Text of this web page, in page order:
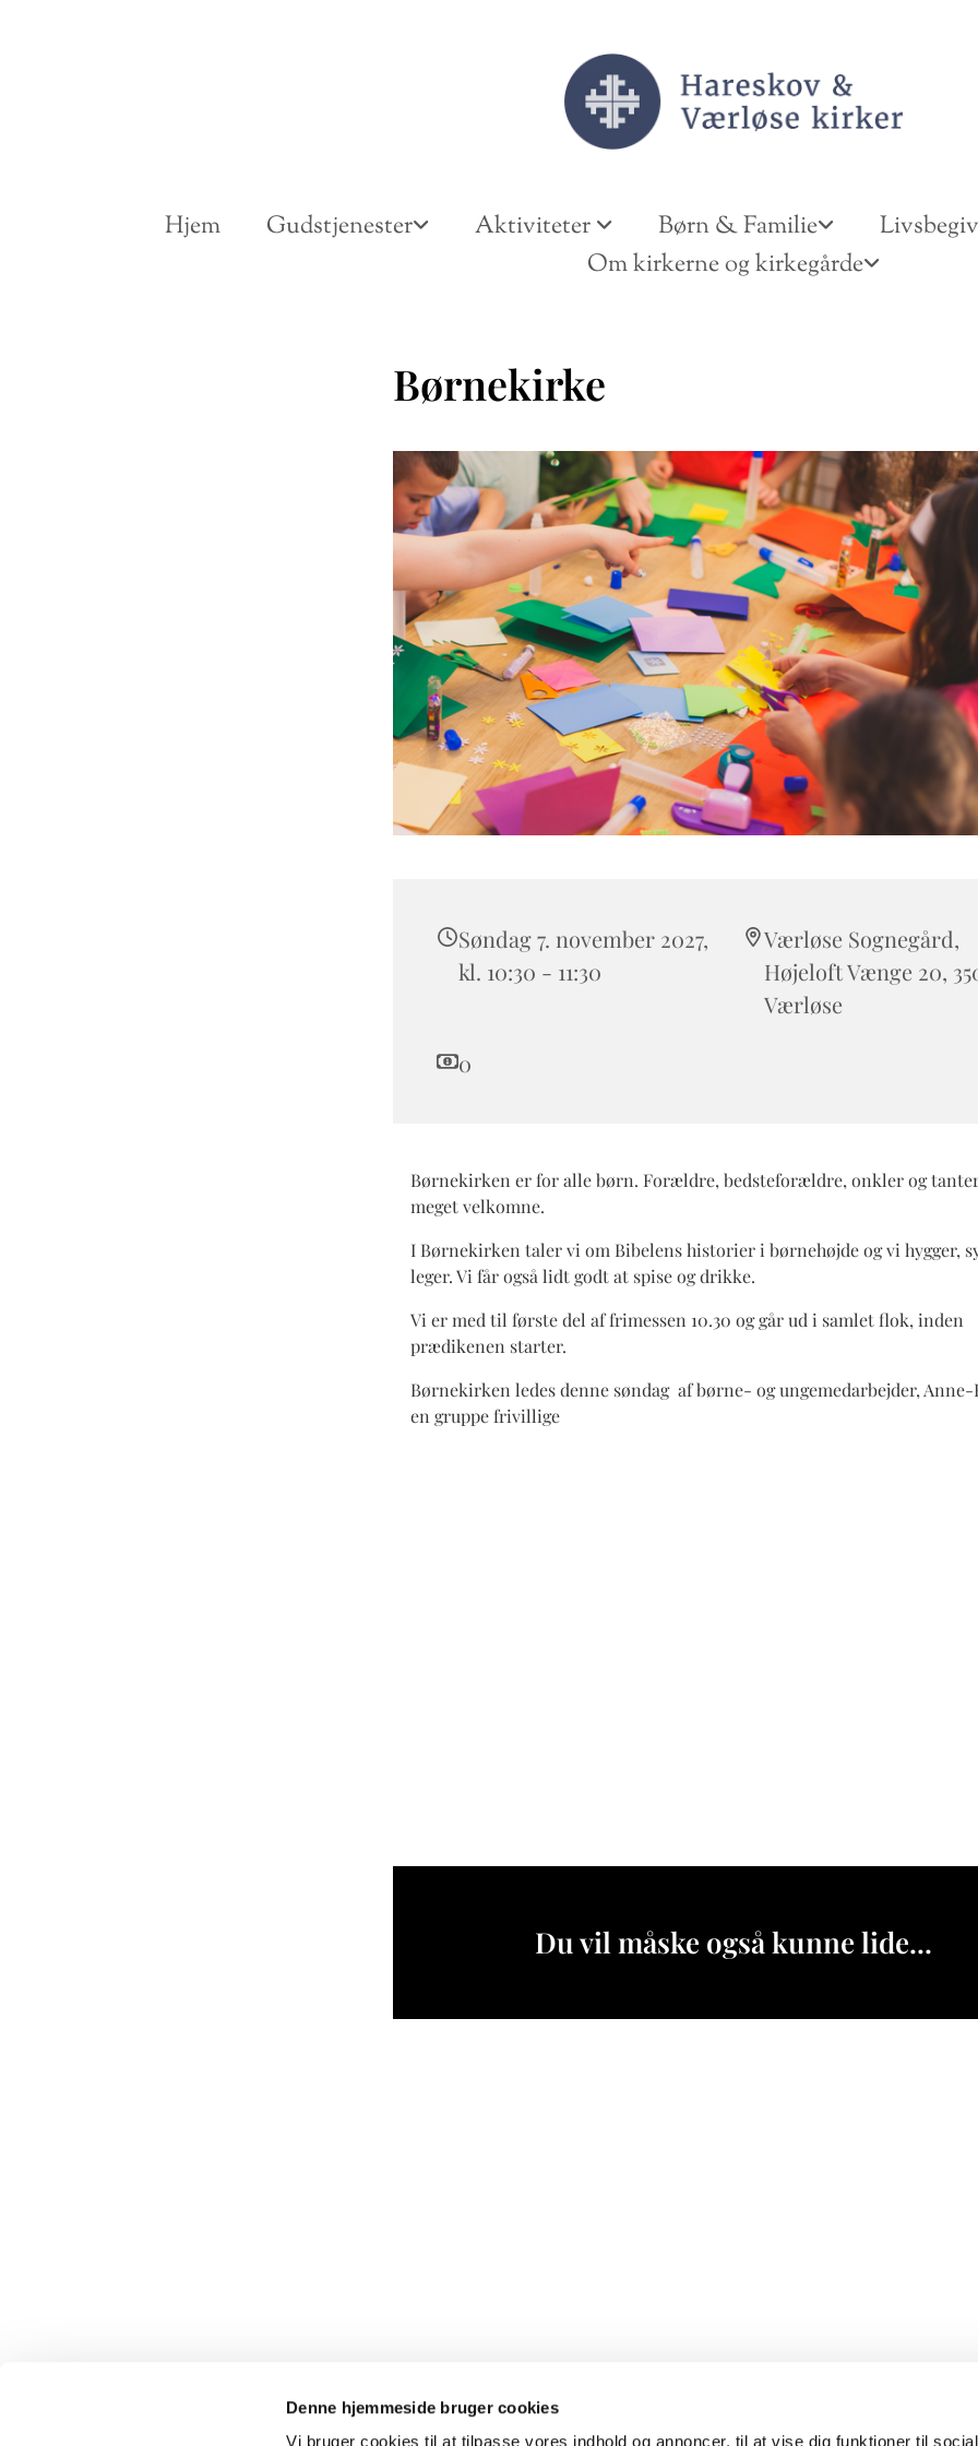
Denne hjemmeside bruger cookies
Vi bruger cookies til at tilpasse vores indhold og annoncer, til at vise dig funktioner til
Hjem Gudstjenester Aktiviteter Børn & Familie
Om kirkerne og kirkegårde
Børnekirke
Søndag 7. november 2027,
kl. 10:30 - 11:30
Værløse Sognegård,
Højeloft Vænge 20,
Værløse
0
Børnekirken er for alle børn. Forældre, bedsteforældre, onkler og
meget velkomne.
I Børnekirken taler vi om Bibelens historier i børnehøjde og vi hygger,
leger. Vi får også lidt godt at spise og drikke.
Vi er med til første del af frimessen 10.30 og går ud i samlet flok, inden
prædikenen starter.
Børnekirken ledes denne søndag af børne- og ungemedarbejder,
en gruppe frivillige
Du vil måske også kunne lide...